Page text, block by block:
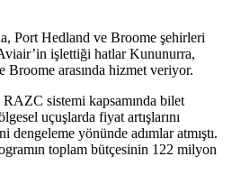
Port Hedland ve Broome şehirleri
işlettiği hatlar Kununurra,
arasında hizmet veriyor.
sistemi kapsamında bilet
uçuşlarda fiyat artışlarını
dengeleme yönünde adımlar atmıştı.
toplam bütçesinin 122 milyon